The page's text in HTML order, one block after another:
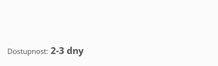
Dostupnost: 2-3 dny